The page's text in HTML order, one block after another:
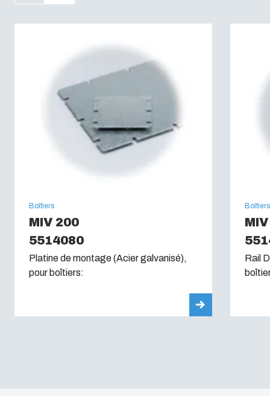
Auto-extinguibilité :UL 94 V0
Test du fil incandescent (IEC 60695):
Boîtiers
MIV 200
5514080
Platine de montage (Acier galvanisé),
pour boîtiers:
Boîtiers
Rail